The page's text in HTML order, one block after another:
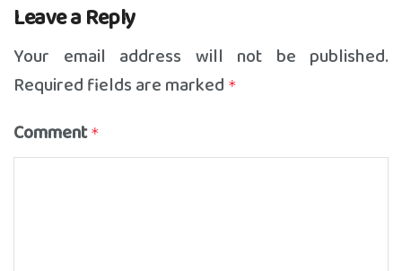
Leave a Reply
Your email address will not be published.
Required fields are marked *
Comment *